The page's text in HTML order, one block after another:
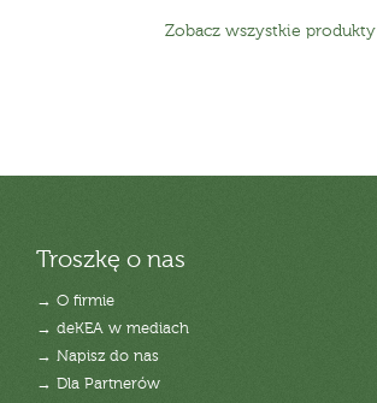
Zobacz wszystkie produkty
Troszkę o nas
→ O firmie
→ deKEA w mediach
→ Napisz do nas
→ Dla Partnerów